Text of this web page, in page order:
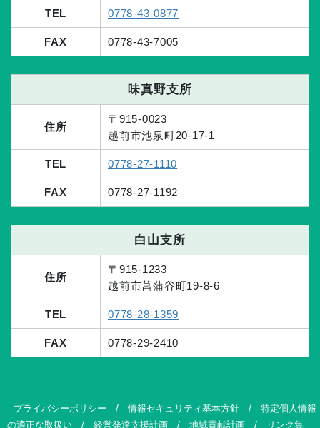
TEL 0778-43-0877
FAX 0778-43-7005
味真野支所
住所
〒915-0023
越前市池泉町20-17-1
TEL 0778-27-1110
FAX 0778-27-1192
白山支所
住所
〒915-1233
越前市菖蒲谷町19-8-6
TEL 0778-28-1359
FAX 0778-29-2410
プライバシーポリシー / 情報セキュリティ基本方針 /
特定個人情報
の適正な取扱い
/ 経営発達支援計画 / 地域貢献計画 / リンク集